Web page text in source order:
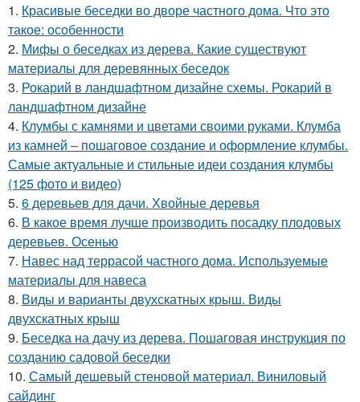
1. Красивые беседки во дворе частного дома. Что это
такое: особенности
2. Мифы о беседках из дерева. Какие существуют
материалы для деревянных беседок
3. Рокарий в ландшафтном дизайне схемы. Рокарий в
ландшафтном дизайне
4. Клумбы с камнями и цветами своими руками. Клумба
из камней – пошаговое создание и оформление клумбы.
Самые актуальные и стильные идеи создания клумбы
(125 фото и видео)
5. 6 деревьев для дачи. Хвойные деревья
6. В какое время лучше производить посадку плодовых
деревьев. Осенью
7. Навес над террасой частного дома. Используемые
материалы для навеса
8. Виды и варианты двухскатных крыш. Виды
двухскатных крыш
9. Беседка на дачу из дерева. Пошаговая инструкция по
созданию садовой беседки
10. Самый дешевый стеновой материал. Виниловый
сайдинг